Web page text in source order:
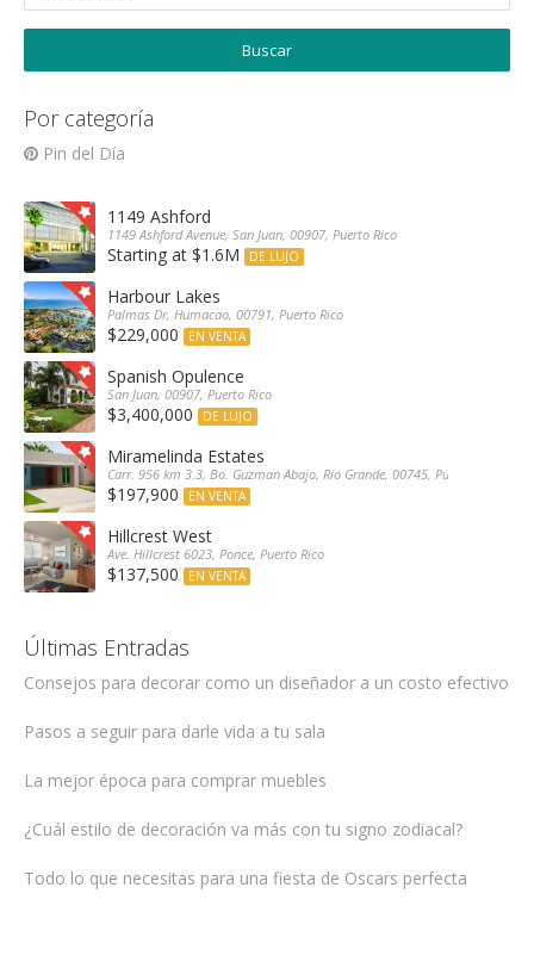
Por categoría
Pin del Día
1149 Ashford
1149 Ashford Avenue, San Juan, 00907, Puerto Rico
Starting at $1.6M DE LUJO
Harbour Lakes
Palmas Dr, Humacao, 00791, Puerto Rico
$229,000 EN VENTA
Spanish Opulence
San Juan, 00907, Puerto Rico
$3,400,000 DE LUJO
Miramelinda Estates
Carr. 956 km 3.3, Bo. Guzman Abajo, Río Grande, 00745, Puerto Rico
$197,900 EN VENTA
Hillcrest West
Ave. Hillcrest 6023, Ponce, Puerto Rico
$137,500 EN VENTA
Últimas Entradas
Consejos para decorar como un diseñador a un costo efectivo
Pasos a seguir para darle vida a tu sala
La mejor época para comprar muebles
¿Cuál estilo de decoración va más con tu signo zodiacal?
Todo lo que necesitas para una fiesta de Oscars perfecta